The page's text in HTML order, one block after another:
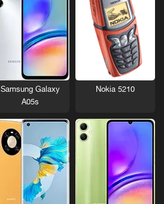
Nokia 5210
Samsung Galaxy
A05s